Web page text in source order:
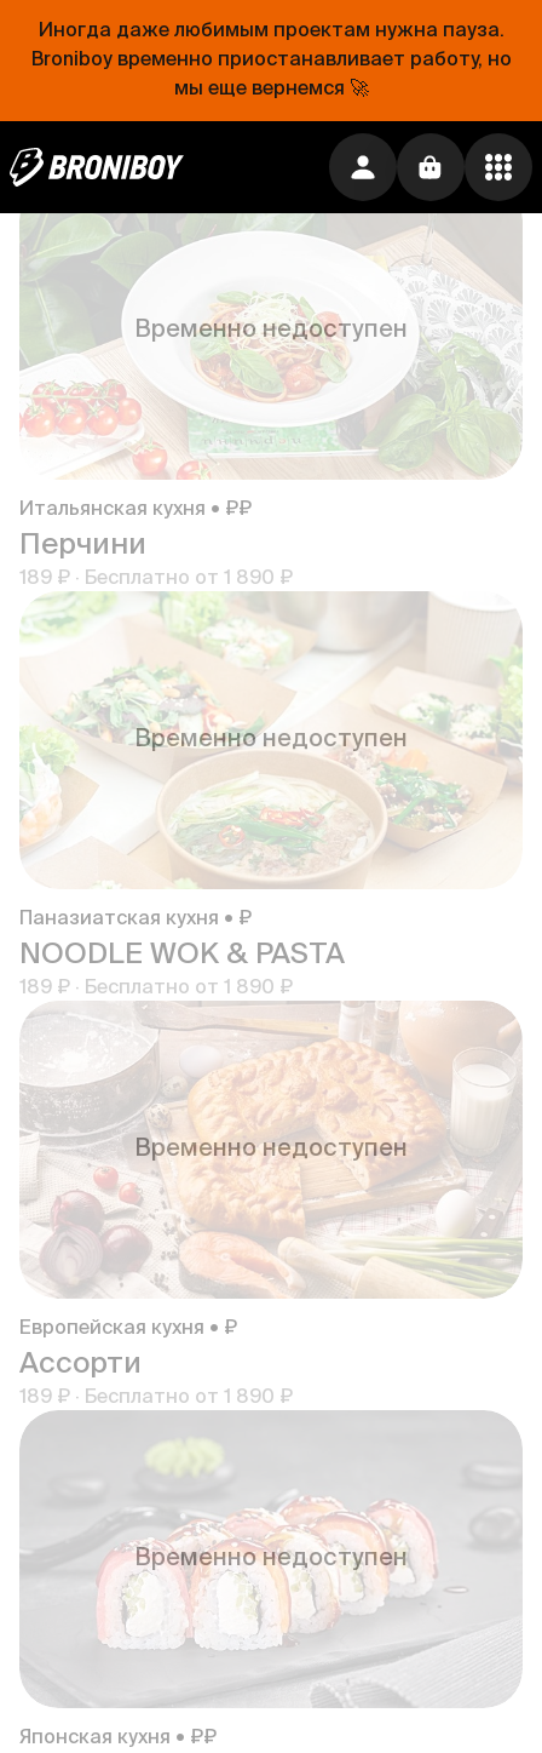
Иногда даже любимым проектам нужна пауза.
Broniboy временно приостанавливает работу, но
мы еще вернемся 🚀
Русская кухня • ₽₽
189 ₽·Бесплатно от
Временно недоступен
Итальянская кухня • ₽₽
Перчини
189 ₽ · Бесплатно от 1 890 ₽
Временно недоступен
Паназиатская кухня • ₽
NOODLE WOK & PASTA
189 ₽ · Бесплатно от 1 890 ₽
Временно недоступен
Европейская кухня • ₽
Ассорти
189 ₽ · Бесплатно от 1 890 ₽
Временно недоступен
Японская кухня • ₽₽